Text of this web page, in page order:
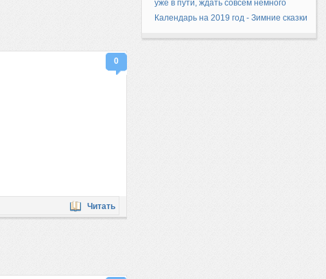
0
Читать
уже в пути, ждать совсем немного
Календарь на 2019 год - Зимние сказки